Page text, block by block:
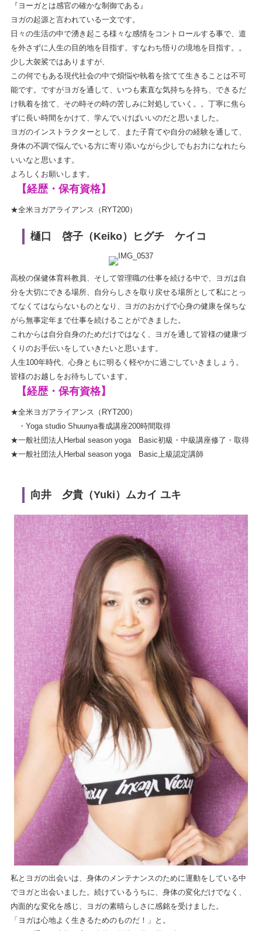
『ヨーガとは感官の確かな制御である』
ヨガの起源と言われている一文です。
日々の生活の中で湧き起こる様々な感情をコントロールする事で、道
を外さずに人生の目的地を目指す。すなわち悟りの境地を目指す。。
少し大袈裟ではありますが、
この何でもある現代社会の中で煩悩や執着を捨てて生きることは不可
能です。ですがヨガを通して、いつも素直な気持ちを持ち、できるだ
け執着を捨て、その時その時の苦しみに対処していく。。丁寧に焦ら
ずに長い時間をかけて、学んでいけばいいのだと思いました。
ヨガのインストラクターとして、また子育てや自分の経験を通して、
身体の不調で悩んでいる方に寄り添いながら少しでもお力になれたら
いいなと思います。
よろしくお願いします。
【経歴・保有資格】
★全米ヨガアライアンス（RYT200）
樋口 啓子（Keiko）ヒグチ ケイコ
高校の保健体育科教員、そして管理職の仕事を続ける中で、ヨガは自
分を大切にできる場所、自分らしさを取り戻せる場所として私にとっ
てなくてはならないものとなり、ヨガのおかげで心身の健康を保ちな
がら無事定年まで仕事を続けることができました。
これからは自分自身のためだけではなく、ヨガを通して皆様の健康づ
くりのお手伝いをしていきたいと思います。
人生100年時代、心身ともに明るく軽やかに過ごしていきましょう。
皆様のお越しをお待ちしています。
【経歴・保有資格】
★全米ヨガアライアンス（RYT200）
・Yoga studio Shuunya養成講座200時間取得
★一般社団法人Herbal season yoga Basic初級・中級講座修了・取得
★一般社団法人Herbal season yoga Basic上級認定講師
向井 夕貴（Yuki）ムカイ ユキ
私とヨガの出会いは、身体のメンテナンスのために運動をしている中
でヨガと出会いました。続けているうちに、身体の変化だけでなく、
内面的な変化を感じ、ヨガの素晴らしさに感銘を受けました。
「ヨガは心地よく生きるためのものだ！」と。